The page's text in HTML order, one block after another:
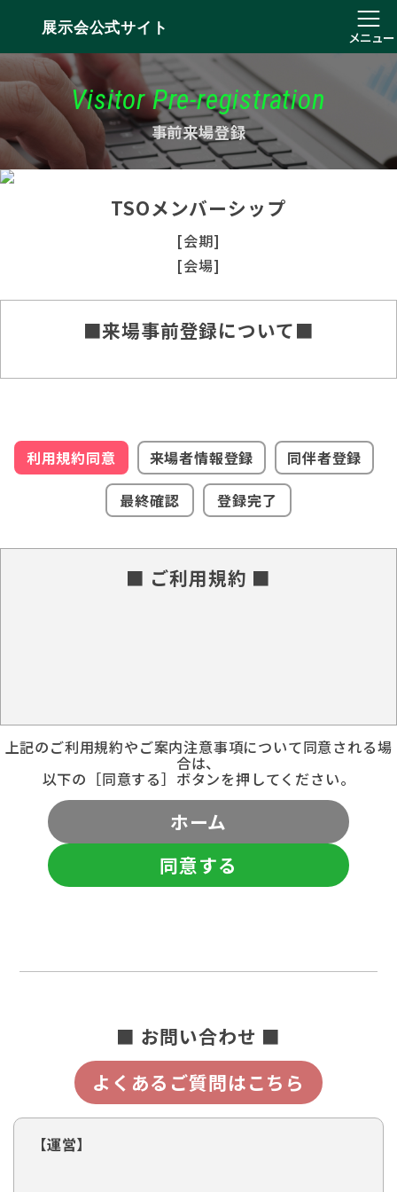
展示会公式サイト
メニュー
Visitor Pre-registration
事前来場登録
TSOメンバーシップ
[会期]
[会場]
■来場事前登録について■
利用規約同意 来場者情報登録
同伴者登録
最終確認
登録完了
■ ご利用規約 ■
上記のご利用規約やご案内注意事項について同意される場
合は、
以下の［同意する］ボタンを押してください。
ホーム
同意する
■ お問い合わせ ■
よくあるご質問はこちら
【運営】